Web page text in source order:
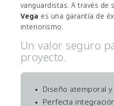
vanguardistas. A través de
Vega es una garantía de
interiorismo.
Un valor seguro
proyecto.
Diseño atemporal y
Perfecta